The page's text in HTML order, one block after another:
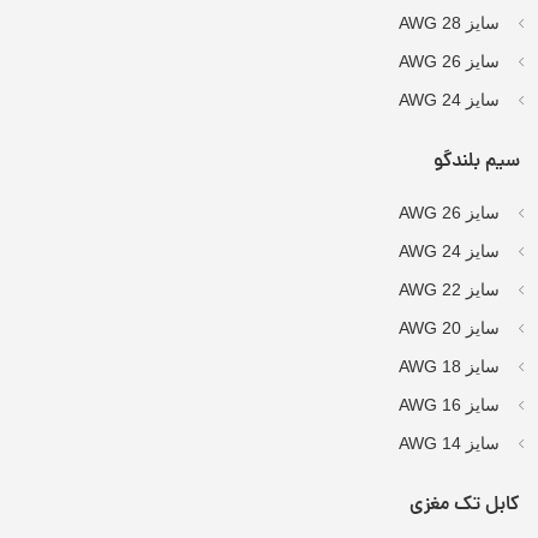
سایز AWG 28
سایز AWG 26
سایز AWG 24
سیم بلندگو
سایز AWG 26
سایز AWG 24
سایز AWG 22
سایز AWG 20
سایز AWG 18
سایز AWG 16
سایز AWG 14
کابل تک مغزی